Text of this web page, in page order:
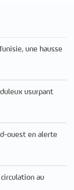
une hausse
usurpant
ouest en alerte
au